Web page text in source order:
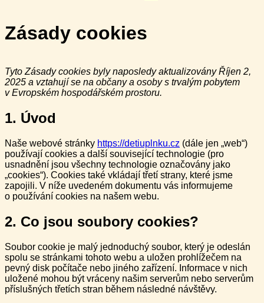
Zásady cookies
Tyto Zásady cookies byly naposledy aktualizovány Říjen 2,
2025 a vztahují se na občany a osoby s trvalým pobytem
v Evropském hospodářském prostoru.
1. Úvod
Naše webové stránky https://detiuplnku.cz (dále jen „web“)
používají cookies a další související technologie (pro
usnadnění jsou všechny technologie označovány jako
„cookies“). Cookies také vkládají třetí strany, které jsme
zapojili. V níže uvedeném dokumentu vás informujeme
o používání cookies na našem webu.
2. Co jsou soubory cookies?
Soubor cookie je malý jednoduchý soubor, který je odeslán
spolu se stránkami tohoto webu a uložen prohlížečem na
pevný disk počítače nebo jiného zařízení. Informace v nich
uložené mohou být vráceny našim serverům nebo serverům
příslušných třetích stran během následné návštěvy.